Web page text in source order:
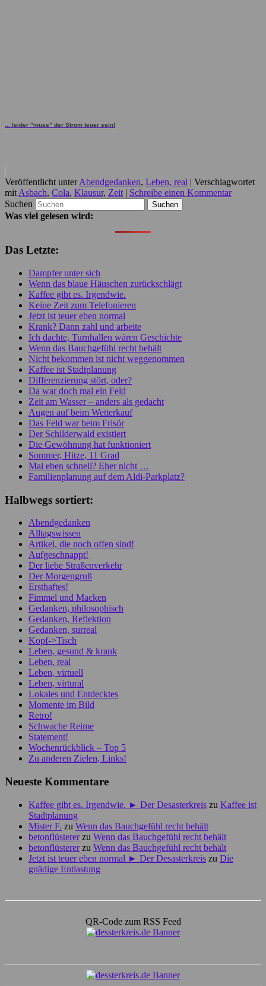
... leider "muss" der Strom teuer sein!
Veröffentlicht unter Abendgedanken, Leben, real | Verschlagwortet
mit Asbach, Cola, Klausur, Zeit | Schreibe einen Kommentar
Suchen
Was viel gelesen wird:
Das Letzte:
Dampfer unter sich
Wenn das blaue Häuschen zurückschlägt
Kaffee gibt es. Irgendwie.
Keine Zeit zum Telefonieren
Jetzt ist teuer eben normal
Krank? Dann zahl und arbeite
Ich dachte, Turnhallen wären Geschichte
Wenn das Bauchgefühl recht behält
Nicht bekommen ist nicht weggenommen
Kaffee ist Stadtplanung
Differenzierung stört, oder?
Da war doch mal ein Feld
Zeit am Wasser – anders als gedacht
Augen auf beim Wetterkauf
Das Feld war beim Frisör
Der Schilderwald existiert
Die Gewöhnung hat funktioniert
Sommer, Hitze, 11 Grad
Mal eben schnell? Eher nicht …
Familienplanung auf dem Aldi-Parkplatz?
Halbwegs sortiert:
Abendgedanken
Alltagswissen
Artikel, die noch offen sind!
Aufgeschnappt!
Der liebe Straßenverkehr
Der Morgengruß
Ersthaftes!
Fimmel und Macken
Gedanken, philosophisch
Gedanken, Reflektion
Gedanken, surreal
Kopf->Tisch
Leben, gesund & krank
Leben, real
Leben, virtuell
Leben, virtural
Lokales und Entdecktes
Momente im Bild
Retro!
Schwache Reime
Statement!
Wochenrückblick – Top 5
Zu anderen Zielen, Links!
Neueste Kommentare
Kaffee gibt es. Irgendwie. ► Der Desasterkreis zu Kaffee ist
Stadtplanung
Mister F. zu Wenn das Bauchgefühl recht behält
betonflüstererzu Wenn das Bauchgefühl recht behält
betonflüstererzu Wenn das Bauchgefühl recht behält
Jetzt ist teuer eben normal ► Der Desasterkreis zu Die
gnädige Entlastung
QR-Code zum RSS Feed